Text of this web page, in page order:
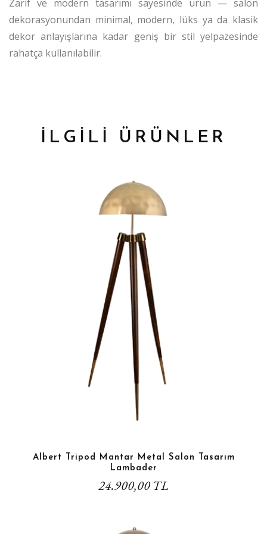
Zarif ve modern tasarımı sayesinde ürün — salon
dekorasyonundan minimal, modern, lüks ya da klasik
dekor anlayışlarına kadar geniş bir stil yelpazesinde
rahatça kullanılabilir.
İLGİLİ ÜRÜNLER
Albert Tripod Mantar Metal Salon Tasarım
Lambader
24.900,00 TL